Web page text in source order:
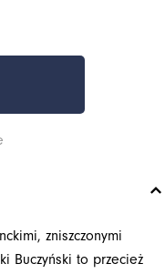
zniszczonymi
Buczyński to przecież